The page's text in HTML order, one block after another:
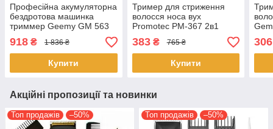
Професійна акумуляторна
бездротова машинка
триммер Geemy GM 563
5в1 для стрижки волосся
918 ₴ 1 836 ₴
Купити
Тример для стриження
волосся носа вух
Promotec PM-367 2в1
машинка для видалення
волосся на обличчі
383₴ 765 ₴
Купити
306
Акційні пропозиції та новинки
Топ продажів –50% Топ продажів –50%